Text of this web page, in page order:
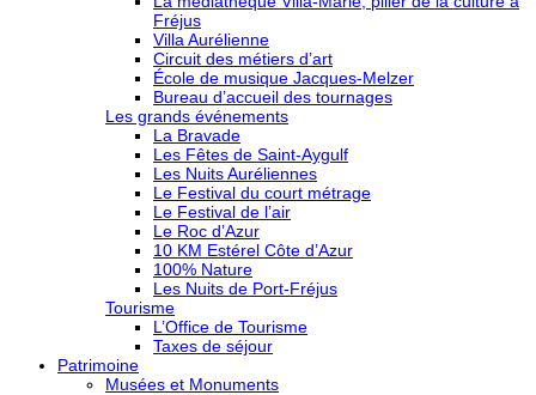
Fréjus
Villa Aurélienne
Circuit des métiers d’art
École de musique Jacques-Melzer
Bureau d’accueil des tournages
Les grands événements
La Bravade
Les Fêtes de Saint-Aygulf
Les Nuits Auréliennes
Le Festival du court métrage
Le Festival de l’air
Le Roc d’Azur
10 KM Estérel Côte d’Azur
100% Nature
Les Nuits de Port-Fréjus
Tourisme
L’Office de Tourisme
Taxes de séjour
Patrimoine
Musées et Monuments